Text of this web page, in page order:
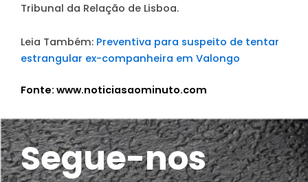
Tribunal da Relação de Lisboa.
Leia Também: Preventiva para suspeito de tentar
estrangular ex-companheira em Valongo
Fonte: www.noticiasaominuto.com
Segue-nos